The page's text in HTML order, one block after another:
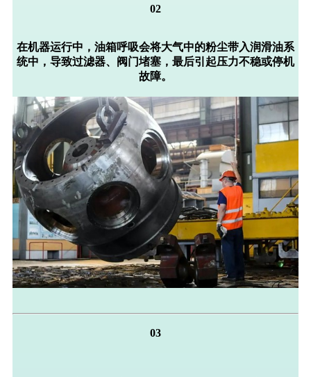
02
在机器运行中，油箱呼吸会将大气中的粉尘带入润滑油系
统中 ，导致过滤器、阀门堵塞，最后引起压力不稳或停机
故障。
03